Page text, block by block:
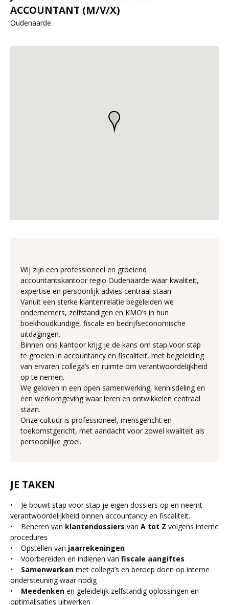
ACCOUNTANT (M/V/X)
Oudenaarde
Wij zijn een professioneel en groeiend
accountantskantoor regio Oudenaarde waar kwaliteit,
expertise en persoonlijk advies centraal staan.
Vanuit een sterke klantenrelatie begeleiden we
ondernemers, zelfstandigen en KMO’s in hun
boekhoudkundige, fiscale en bedrijfseconomische
uitdagingen.
Binnen ons kantoor krijg je de kans om stap voor stap
te groeien in accountancy en fiscaliteit, met begeleiding
van ervaren collega’s en ruimte om verantwoordelijkheid
op te nemen.
We geloven in een open samenwerking, kennisdeling en
een werkomgeving waar leren en ontwikkelen centraal
staan.
Onze cultuur is professioneel, mensgericht en
toekomstgericht, met aandacht voor zowel kwaliteit als
persoonlijke groei.
JE TAKEN
• Je bouwt stap voor stap je eigen dossiers op en neemt
verantwoordelijkheid binnen accountancy en fiscaliteit.
• Beheren van klantendossiers van A tot Z volgens interne
procedures
• Opstellen van jaarrekeningen
• Voorbereiden en indienen van fiscale aangiftes
• Samenwerken met collega’s en beroep doen op interne
ondersteuning waar nodig
• Meedenken en geleidelijk zelfstandig oplossingen en
optimalisaties uitwerken